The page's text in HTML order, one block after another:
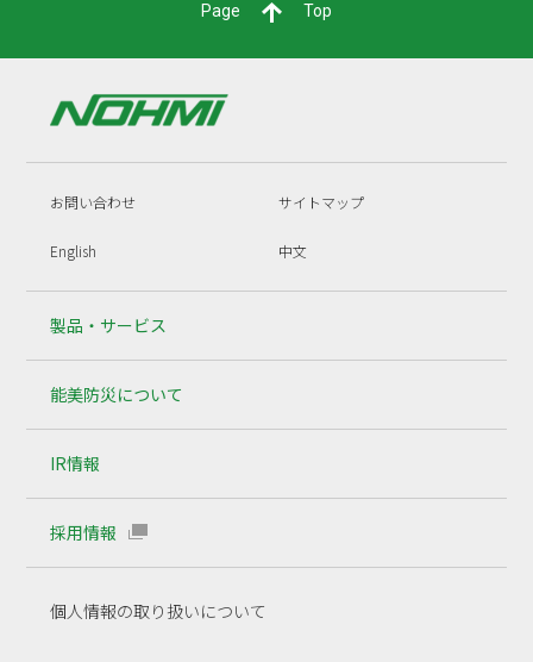
Page Top
お問い合わせ サイトマップ
English 中文
製品・サービス
能美防災について
IR情報
採用情報
個人情報の取り扱いについて